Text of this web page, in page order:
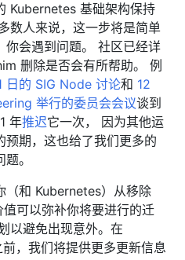
Kubernetes 基础架构保持
数人来说，这一步将是简单
你会遇到问题。 社区已经详
删除是否会有所帮助。 例
日的 SIG Node 讨论和 12
举行的委员会会议谈到
年推迟它一次， 因为其他运
预期，这也给了我们更多的
。
（和 Kubernetes）从移除
可以弥补你将要进行的迁
以避免出现意外。在
，我们将提供更多更新信息